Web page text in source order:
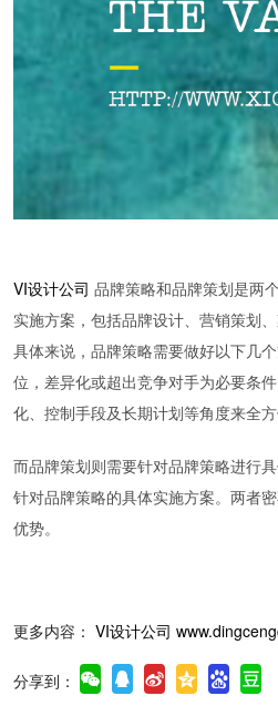
VI设计公司 品牌策略和品牌策划是两
实施方案，包括品牌设计、营销策划
具体来说，品牌策略需要做好以下几
位，差异化或超出竞争对手为必要条
化、控制手段及长期计划等角度来全方
而品牌策划则需要针对品牌策略进行
针对品牌策略的具体实施方案。两者
优势。
更多内容： VI设计公司
分享到：